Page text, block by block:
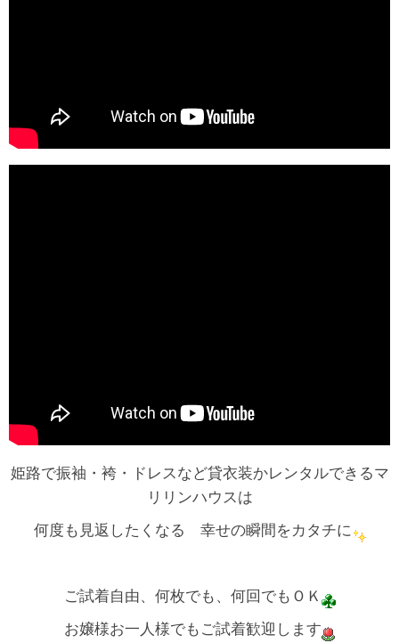
姫路で振袖・袴・ドレスなど貸衣装かレンタルできるマ
リリンハウスは
何度も見返したくなる 幸せの瞬間をカタチに
ご試着自由、何枚でも、何回でもＯＫ
お嬢様お一人様でもご試着歓迎します